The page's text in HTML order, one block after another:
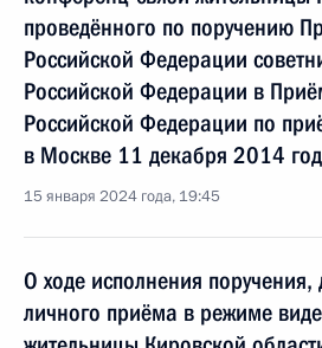
проведённого по поручению
Российской Федерации
Российской Федерации в
Российской Федерации по
в Москве 11 декабря 2014
15 января 2024 года, 19:45
О ходе исполнения поручения,
личного приёма в режиме